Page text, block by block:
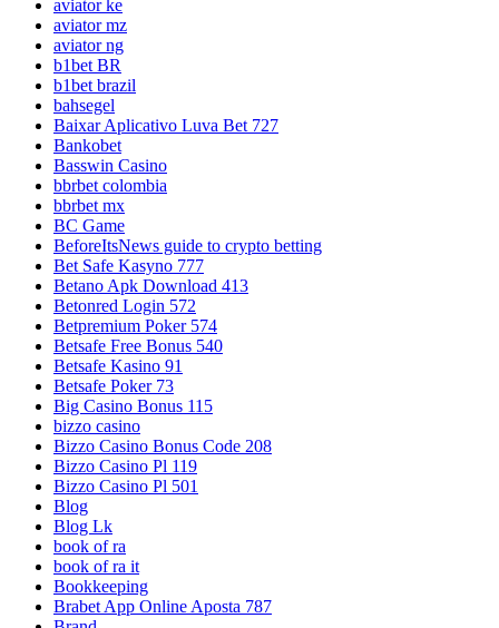
aviator ke
aviator mz
aviator ng
b1bet BR
b1bet brazil
bahsegel
Baixar Aplicativo Luva Bet 727
Bankobet
Basswin Casino
bbrbet colombia
bbrbet mx
BC Game
BeforeItsNews guide to crypto betting
Bet Safe Kasyno 777
Betano Apk Download 413
Betonred Login 572
Betpremium Poker 574
Betsafe Free Bonus 540
Betsafe Kasino 91
Betsafe Poker 73
Big Casino Bonus 115
bizzo casino
Bizzo Casino Bonus Code 208
Bizzo Casino Pl 119
Bizzo Casino Pl 501
Blog
Blog Lk
book of ra
book of ra it
Bookkeeping
Brabet App Online Aposta 787